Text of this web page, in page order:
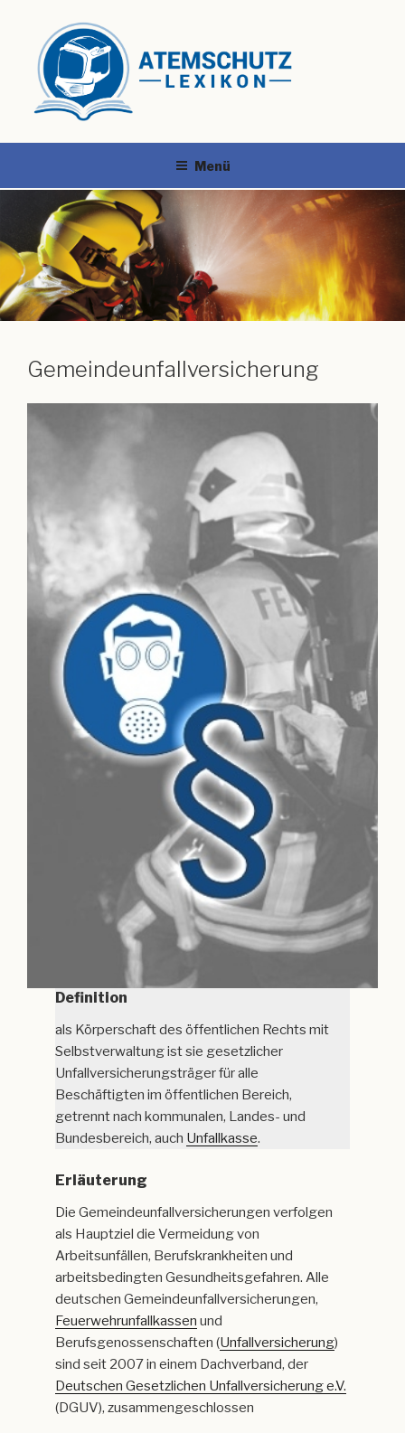
Menü
Gemeindeunfallversicherung
Definition
als Körperschaft des öffentlichen Rechts mit
Selbstverwaltung ist sie gesetzlicher
Unfallversicherungsträger für alle
Beschäftigten im öffentlichen Bereich,
getrennt nach kommunalen, Landes- und
Bundesbereich, auch Unfallkasse.
Erläuterung
Die Gemeindeunfallversicherungen verfolgen
als Hauptziel die Vermeidung von
Arbeitsunfällen, Berufskrankheiten und
arbeitsbedingten Gesundheitsgefahren. Alle
deutschen Gemeindeunfallversicherungen,
Feuerwehrunfallkassen und
Berufsgenossenschaften (Unfallversicherung)
sind seit 2007 in einem Dachverband, der
Deutschen Gesetzlichen Unfallversicherung e.V.
(DGUV), zusammengeschlossen